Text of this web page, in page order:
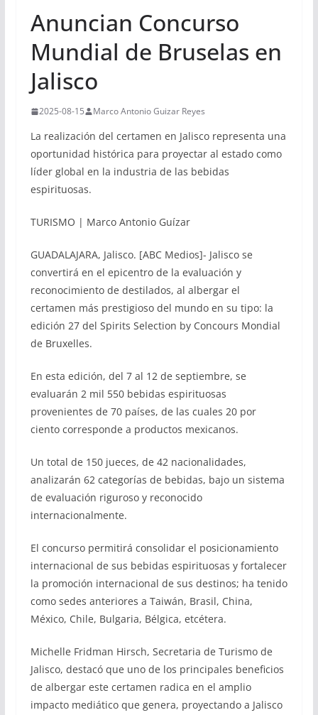
Anuncian Concurso
Mundial de Bruselas en
Jalisco
2025-08-15 Marco Antonio Guizar Reyes
La realización del certamen en Jalisco representa una
oportunidad histórica para proyectar al estado como
líder global en la industria de las bebidas
espirituosas.
TURISMO | Marco Antonio Guízar
GUADALAJARA, Jalisco. [ABC Medios]- Jalisco se
convertirá en el epicentro de la evaluación y
reconocimiento de destilados, al albergar el
certamen más prestigioso del mundo en su tipo: la
edición 27 del Spirits Selection by Concours Mondial
de Bruxelles.
En esta edición, del 7 al 12 de septiembre, se
evaluarán 2 mil 550 bebidas espirituosas
provenientes de 70 países, de las cuales 20 por
ciento corresponde a productos mexicanos.
Un total de 150 jueces, de 42 nacionalidades,
analizarán 62 categorías de bebidas, bajo un sistema
de evaluación riguroso y reconocido
internacionalmente.
El concurso permitirá consolidar el posicionamiento
internacional de sus bebidas espirituosas y fortalecer
la promoción internacional de sus destinos; ha tenido
como sedes anteriores a Taiwán, Brasil, China,
México, Chile, Bulgaria, Bélgica, etcétera.
Michelle Fridman Hirsch, Secretaria de Turismo de
Jalisco, destacó que uno de los principales beneficios
de albergar este certamen radica en el amplio
impacto mediático que genera, proyectando a Jalisco